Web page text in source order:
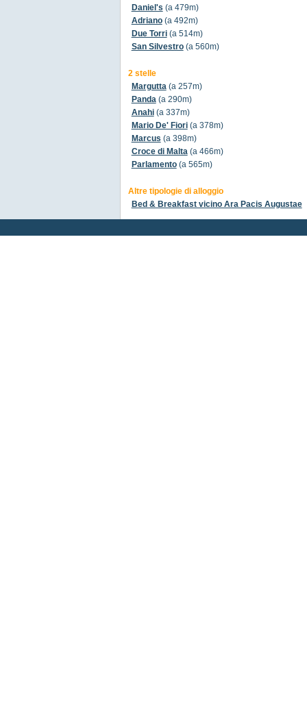
Daniel's (a 479m)
Adriano(a 492m)
Due Torri(a 514m)
San Silvestro(a 560m)
2 stelle
Margutta(a 257m)
Panda(a 290m)
Anahi(a 337m)
Mario De' Fiori(a 378m)
Marcus (a 398m)
Croce di Malta(a 466m)
Parlamento(a 565m)
Altre tipologie di alloggio
Bed & Breakfast vicino Ara Pacis Augustae